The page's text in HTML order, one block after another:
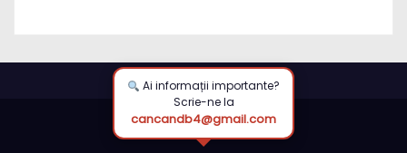
Ai informații importante?
Scrie-ne la
cancandb4@gmail.com